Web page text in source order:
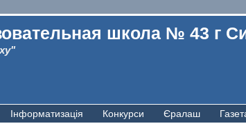
школа № 43 г
Інформатизація Конкурси Єралаш